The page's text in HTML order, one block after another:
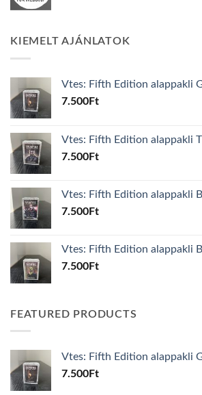
KIEMELT AJÁNLATOK
Vtes: Fifth Edition alappakli
7.500Ft
Vtes: Fifth Edition alappakli
7.500Ft
Vtes: Fifth Edition alappakli
7.500Ft
Vtes: Fifth Edition alappakli
7.500Ft
FEATURED PRODUCTS
Vtes: Fifth Edition alappakli
7.500Ft